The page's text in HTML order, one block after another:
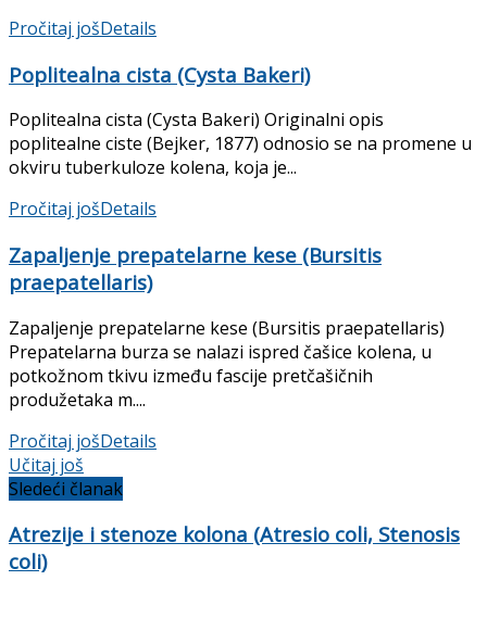
Pročitaj jošDetails
Poplitealna cista (Cysta Bakeri)
Poplitealna cista (Cysta Bakeri) Originalni opis
poplitealne ciste (Bejker, 1877) odnosio se na promene u
okviru tuberkuloze kolena, koja je...
Pročitaj jošDetails
Zapaljenje prepatelarne kese (Bursitis
praepatellaris)
Zapaljenje prepatelarne kese (Bursitis praepatellaris)
Prepatelarna burza se nalazi ispred čašice kolena, u
potkožnom tkivu između fascije pretčašičnih
produžetaka m....
Pročitaj jošDetails
Učitaj još
Sledeći članak
Atrezije i stenoze kolona (Atresio coli, Stenosis
coli)